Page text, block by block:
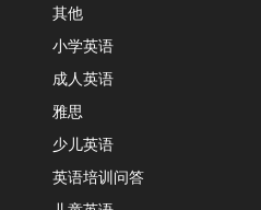
其他
小学英语
成人英语
雅思
少儿英语
英语培训问答